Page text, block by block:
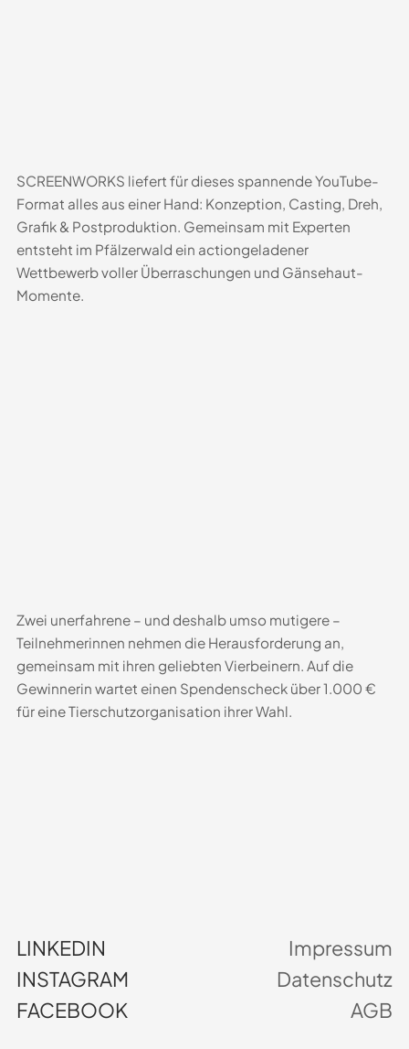
SCREENWORKS liefert für dieses spannende YouTube-
Format alles aus einer Hand: Konzeption, Casting, Dreh,
Grafik & Postproduktion. Gemeinsam mit Experten
entsteht im Pfälzerwald ein actiongeladener
Wettbewerb voller Überraschungen und Gänsehaut-
Momente.
Zwei unerfahrene – und deshalb umso mutigere –
Teilnehmerinnen nehmen die Herausforderung an,
gemeinsam mit ihren geliebten Vierbeinern. Auf die
Gewinnerin wartet einen Spendenscheck über 1.000 €
für eine Tierschutzorganisation ihrer Wahl.
LINKEDIN
INSTAGRAM
FACEBOOK
Impressum
Datenschutz
AGB